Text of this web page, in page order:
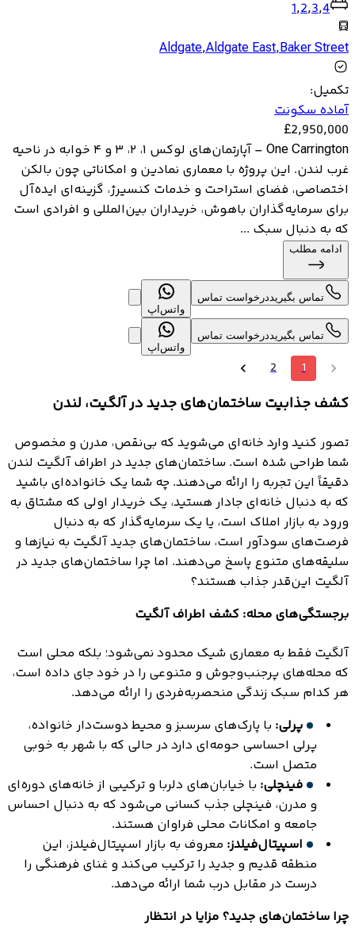
1,2,3,4
Aldgate,Aldgate East,Baker Street
تکمیل:
آماده سکونت
£2,950,000
One Carrington – آپارتمان‌های لوکس ۱، ۲، ۳ و ۴ خوابه در ناحیه
غرب لندن. این پروژه با معماری نمادین و امکاناتی چون بالکن
اختصاصی، فضای استراحت و خدمات کنسیرژ، گزینه‌ای ایده‌آل
برای سرمایه‌گذاران باهوش، خریداران بین‌المللی و افرادی است
که به دنبال سبک ...
ادامه مطلب
تماس بگیریددرخواست تماس
واتس‌اپ
تماس بگیریددرخواست تماس
واتس‌اپ
1
2
کشف جذابیت ساختمان‌های جدید در آلگیت، لندن
تصور کنید وارد خانه‌ای می‌شوید که بی‌نقص، مدرن و مخصوص
شما طراحی شده است. ساختمان‌های جدید در اطراف آلگیت لندن
دقیقاً این تجربه را ارائه می‌دهند. چه شما یک خانواده‌ای باشید
که به دنبال خانه‌ای جادار هستید، یک خریدار اولی که مشتاق به
ورود به بازار املاک است، یا یک سرمایه‌گذار که به دنبال
فرصت‌های سودآور است، ساختمان‌های جدید آلگیت به نیازها و
سلیقه‌های متنوع پاسخ می‌دهند. اما چرا ساختمان‌های جدید در
آلگیت این‌قدر جذاب هستند؟
برجستگی‌های محله: کشف اطراف آلگیت
آلگیت فقط به معماری شیک محدود نمی‌شود؛ بلکه محلی است
که محله‌های پرجنب‌وجوش و متنوعی را در خود جای داده است،
هر کدام سبک زندگی منحصربه‌فردی را ارائه می‌دهد.
پرلی: با پارک‌های سرسبز و محیط دوست‌دار خانواده،
پرلی احساسی حومه‌ای دارد در حالی که با شهر به خوبی
متصل است.
فینچلی: با خیابان‌های دلربا و ترکیبی از خانه‌های دوره‌ای
و مدرن، فینچلی جذب کسانی می‌شود که به دنبال احساس
جامعه و امکانات محلی فراوان هستند.
اسپیتال‌فیلدز: معروف به بازار اسپیتال‌فیلدز، این
منطقه قدیم و جدید را ترکیب می‌کند و غنای فرهنگی را
درست در مقابل درب شما ارائه می‌دهد.
چرا ساختمان‌های جدید؟ مزایا در انتظار